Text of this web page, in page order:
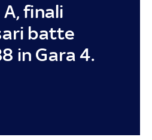
finali
batte
in Gara 4.